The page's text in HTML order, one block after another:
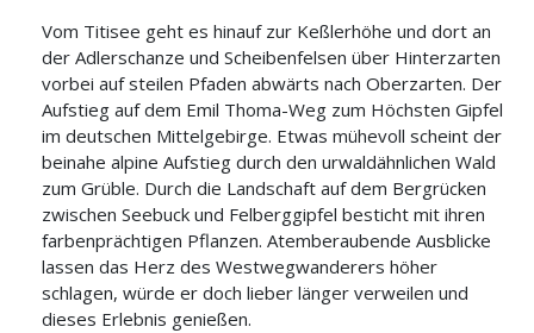
Vom Titisee geht es hinauf zur Keßlerhöhe und dort an
der Adlerschanze und Scheibenfelsen über Hinterzarten
vorbei auf steilen Pfaden abwärts nach Oberzarten. Der
Aufstieg auf dem Emil Thoma-Weg zum Höchsten Gipfel
im deutschen Mittelgebirge. Etwas mühevoll scheint der
beinahe alpine Aufstieg durch den urwaldähnlichen Wald
zum Grüble. Durch die Landschaft auf dem Bergrücken
zwischen Seebuck und Felberggipfel besticht mit ihren
farbenprächtigen Pflanzen. Atemberaubende Ausblicke
lassen das Herz des Westwegwanderers höher
schlagen, würde er doch lieber länger verweilen und
dieses Erlebnis genießen.